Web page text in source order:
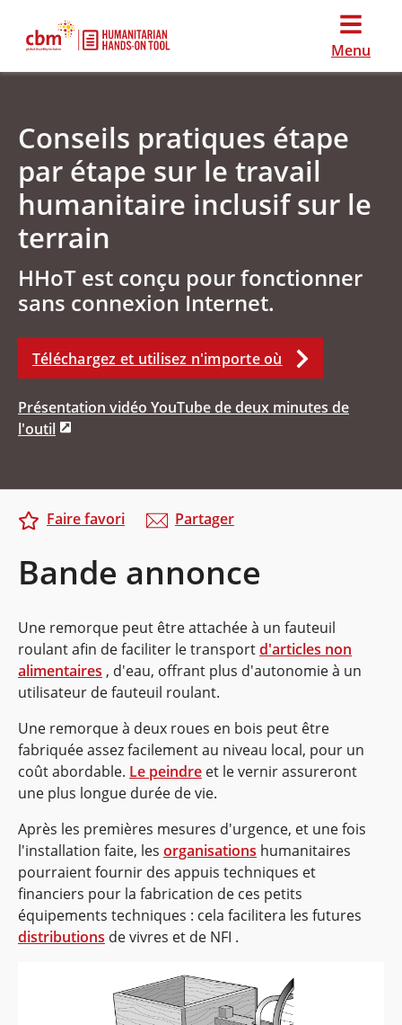
Menu
Conseils pratiques étape
par étape sur le travail
humanitaire inclusif sur le
terrain
HHoT est conçu pour fonctionner
sans connexion Internet.
Téléchargez et utilisez n'importe où
Présentation vidéo YouTube de deux minutes de
l'outil
Bande annonce
Faire favori Partager
Une remorque peut être attachée à un fauteuil
roulant afin de faciliter le transportd'articles non
alimentaires , d'eau, offrant plus d'autonomie à un
utilisateur de fauteuil roulant.
Une remorque à deux roues en bois peut être
fabriquée assez facilement au niveau local, pour un
coût abordable. Le peindre et le vernir assureront
une plus longue durée de vie.
Après les premières mesures d'urgence, et une fois
l'installation faite, les organisations humanitaires
pourraient fournir des appuis techniques et
financiers pour la fabrication de ces petits
équipements techniques : cela facilitera les futures
distributions de vivres et de NFI .